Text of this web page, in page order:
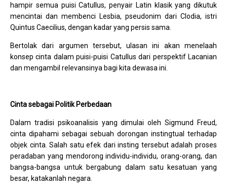
hampir semua puisi Catullus, penyair Latin klasik yang dikutuk
mencintai dan membenci Lesbia, pseudonim dari Clodia, istri
Quintus Caecilius, dengan kadar yang persis sama.
Bertolak dari argumen tersebut, ulasan ini akan menelaah
konsep cinta dalam puisi-puisi Catullus dari perspektif Lacanian
dan mengambil relevansinya bagi kita dewasa ini.
Cinta sebagai Politik Perbedaan
Dalam tradisi psikoanalisis yang dimulai oleh Sigmund Freud,
cinta dipahami sebagai sebuah dorongan instingtual terhadap
objek cinta. Salah satu efek dari insting tersebut adalah proses
peradaban yang mendorong individu-individu, orang-orang, dan
bangsa-bangsa untuk bergabung dalam satu kesatuan yang
besar, katakanlah negara.